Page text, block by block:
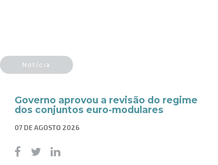
Notícia
Governo aprovou a revisão do regime
dos conjuntos euro-modulares
07 DE AGOSTO 2026